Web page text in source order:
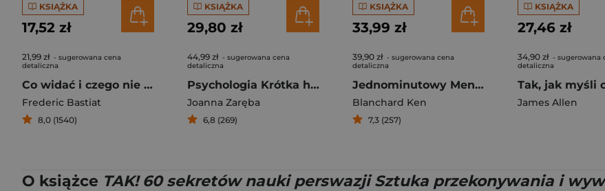
KSIĄŻKA
17,52 zł
21,99 zł - sugerowana cena
detaliczna
Co widać i czego nie widać
Frederic Bastiat
8,0 (1540)
KSIĄŻKA
29,80 zł
44,99 zł - sugerowana cena
detaliczna
Psychologia Krótka historia
Joanna Zaręba
6,8 (269)
KSIĄŻKA
33,99 zł
39,90 zł - sugerowana cena
detaliczna
Jednominutowy Menedżer spotyka małpę
Blanchard Ken
7,3 (257)
KSIĄŻKA
27,46 zł
34,90 zł - sugerowana
detaliczna
James Allen
O książce TAK! 60 sekretów nauki perswazji Sztuka przekonywania i